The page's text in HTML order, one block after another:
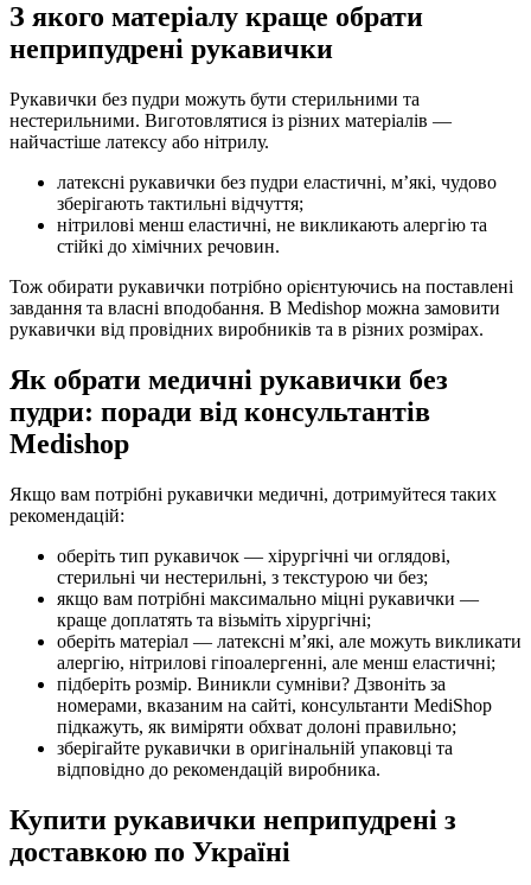
З якого матеріалу краще обрати
неприпудрені рукавички
Рукавички без пудри можуть бути стерильними та
нестерильними. Виготовлятися із різних матеріалів —
найчастіше латексу або нітрилу.
латексні рукавички без пудри еластичні, м’які, чудово
зберігають тактильні відчуття;
нітрилові менш еластичні, не викликають алергію та
стійкі до хімічних речовин.
Тож обирати рукавички потрібно орієнтуючись на поставлені
завдання та власні вподобання. В Medishop можна замовити
рукавички від провідних виробників та в різних розмірах.
Як обрати медичні рукавички без
пудри: поради від консультантів
Medishop
Якщо вам потрібні рукавички медичні, дотримуйтеся таких
рекомендацій:
оберіть тип рукавичок — хірургічні чи оглядові,
стерильні чи нестерильні, з текстурою чи без;
якщо вам потрібні максимально міцні рукавички —
краще доплатять та візьміть хірургічні;
оберіть матеріал — латексні м’які, але можуть викликати
алергію, нітрилові гіпоалергенні, але менш еластичні;
підберіть розмір. Виникли сумніви? Дзвоніть за
номерами, вказаним на сайті, консультанти MediShop
підкажуть, як виміряти обхват долоні правильно;
зберігайте рукавички в оригінальній упаковці та
відповідно до рекомендацій виробника.
Купити рукавички неприпудрені з
доставкою по Україні